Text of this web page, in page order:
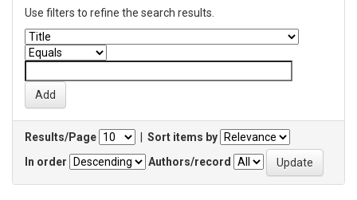
Use filters to refine the search results.
Results/Page
Sort items by
In order
Authors/record